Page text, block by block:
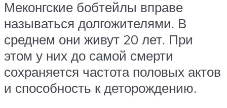
Меконгские бобтейлы вправе
называться долгожителями. В
среднем они живут 20 лет. При
этом у них до самой смерти
сохраняется частота половых актов
и способность к деторождению.